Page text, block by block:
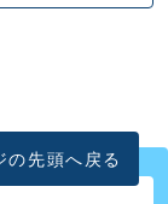
の先頭へ戻る